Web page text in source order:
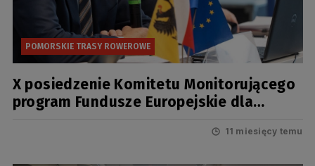
POMORSKIE TRASY ROWEROWE
X posiedzenie Komitetu Monitorującego
program Fundusze Europejskie dla
11 miesięcy temu